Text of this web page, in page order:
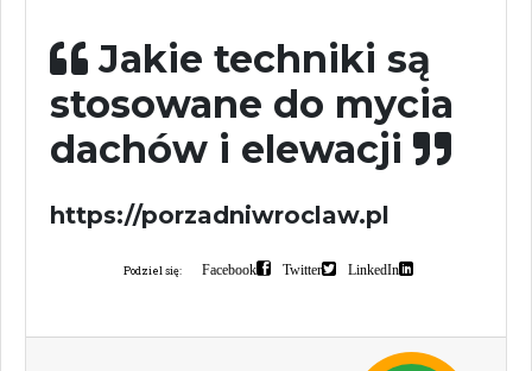
Jakie techniki są
stosowane do mycia
dachów i elewacji
https://porzadniwroclaw.pl
Podziel się: Facebook Twitter LinkedIn